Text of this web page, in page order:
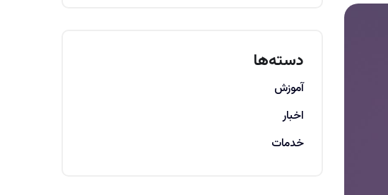
دسته‌ها
آموزش
اخبار
خدمات